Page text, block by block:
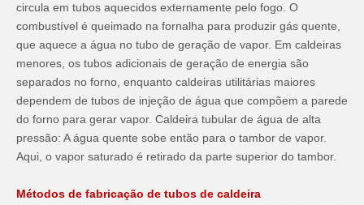
circula em tubos aquecidos externamente pelo fogo. O
combustível é queimado na fornalha para produzir gás quente,
que aquece a água no tubo de geração de vapor. Em caldeiras
menores, os tubos adicionais de geração de energia são
separados no forno, enquanto caldeiras utilitárias maiores
dependem de tubos de injeção de água que compõem a parede
do forno para gerar vapor. Caldeira tubular de água de alta
pressão: A água quente sobe então para o tambor de vapor.
Aqui, o vapor saturado é retirado da parte superior do tambor.
Métodos de fabricação de tubos de caldeira